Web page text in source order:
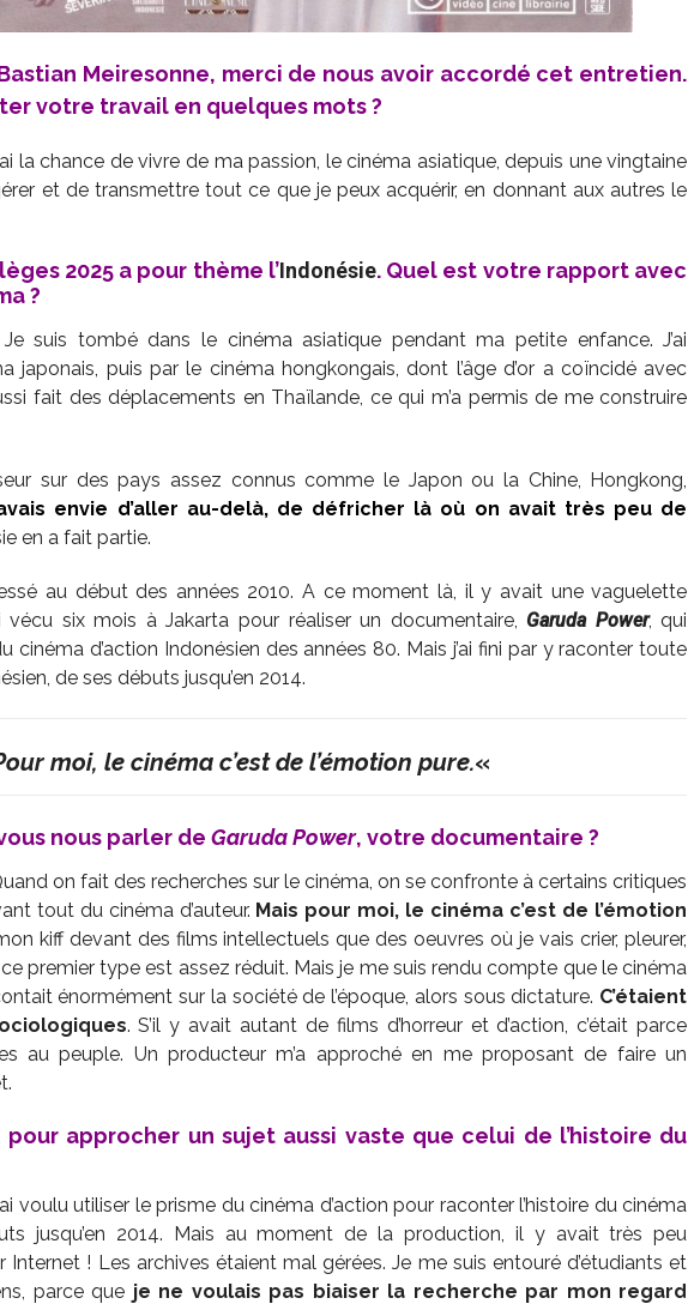
Meiresonne, merci de nous avoir accordé cet entretien.
votre travail en quelques mots ?
la chance de vivre de ma passion, le cinéma asiatique, depuis une vingtaine
et de transmettre tout ce que je peux acquérir, en donnant aux autres le
2025 a pour thème l’Indonésie. Quel est votre rapport avec
?
suis tombé dans le cinéma asiatique pendant ma petite enfance. J’ai
japonais, puis par le cinéma hongkongais, dont l’âge d’or a coïncidé avec
fait des déplacements en Thaïlande, ce qui m’a permis de me construire
sur des pays assez connus comme le Japon ou la Chine, Hongkong,
envie d’aller au-delà, de défricher là où on avait très peu de
en a fait partie.
au début des années 2010. A ce moment là, il y avait une vaguelette
vécu six mois à Jakarta pour réaliser un documentaire, Garuda Power, qui
cinéma d’action Indonésien des années 80. Mais j’ai fini par y raconter toute
de ses débuts jusqu’en 2014.
moi, le cinéma c’est de l’émotion pure.«
nous parler de Garuda Power, votre documentaire ?
on fait des recherches sur le cinéma, on se confronte à certains critiques
tout du cinéma d’auteur. Mais pour moi, le cinéma c’est de l’émotion
kiff devant des films intellectuels que des oeuvres où je vais crier, pleurer,
ce premier type est assez réduit. Mais je me suis rendu compte que le cinéma
énormément sur la société de l’époque, alors sous dictature. C’étaient
. S’il y avait autant de films d’horreur et d’action, c’était parce
au peuple. Un producteur m’a approché en me proposant de faire un
approcher un sujet aussi vaste que celui de l’histoire du
voulu utiliser le prisme du cinéma d’action pour raconter l’histoire du cinéma
jusqu’en 2014. Mais au moment de la production, il y avait très peu
Internet ! Les archives étaient mal gérées. Je me suis entouré d’étudiants et
parce que je ne voulais pas biaiser la recherche par mon regard